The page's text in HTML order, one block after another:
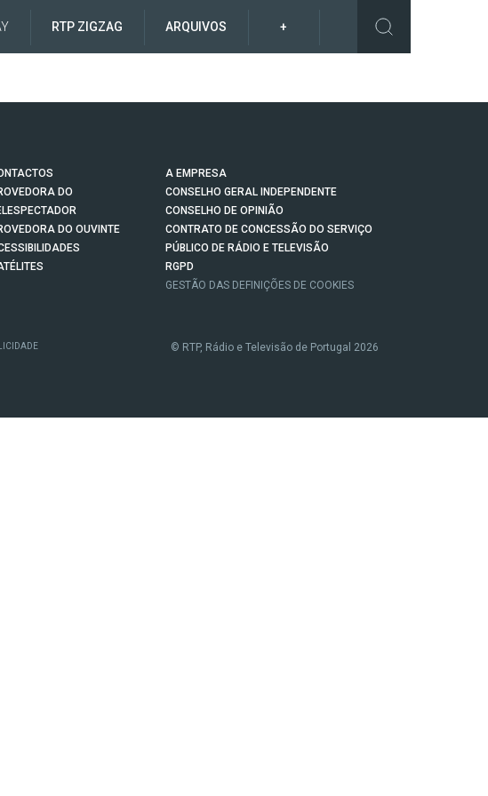
RTP ZIGZAG ARQUIVOS +
DO
DO OUVINTE
A EMPRESA
CONSELHO GERAL INDEPENDENTE
CONSELHO DE OPINIÃO
CONTRATO DE CONCESSÃO DO SERVIÇO
PÚBLICO DE RÁDIO E TELEVISÃO
RGPD
GESTÃO DAS DEFINIÇÕES DE COOKIES
© RTP, Rádio e Televisão de Portugal 2026